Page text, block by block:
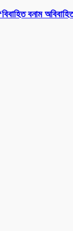
বনাম